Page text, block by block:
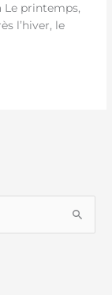
Le printemps,
l’hiver, le